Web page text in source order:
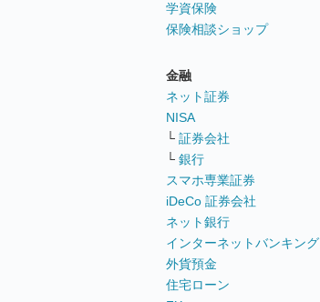
学資保険
保険相談ショップ
金融
ネット証券
NISA
└ 証券会社
└ 銀行
スマホ専業証券
iDeCo 証券会社
ネット銀行
インターネットバンキング
外貨預金
住宅ローン